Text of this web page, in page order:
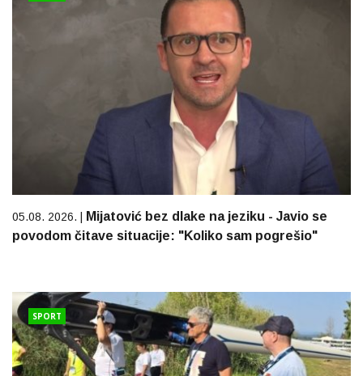
05.08. 2026. |
Mijatović bez dlake na jeziku - Javio se
povodom čitave situacije: "Koliko sam pogrešio"
SPORT